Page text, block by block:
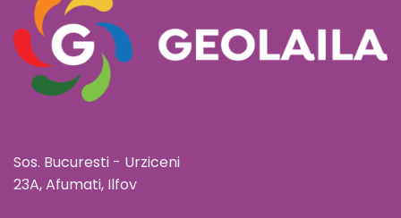
Sos. Bucuresti - Urziceni
23A, Afumati, Ilfov